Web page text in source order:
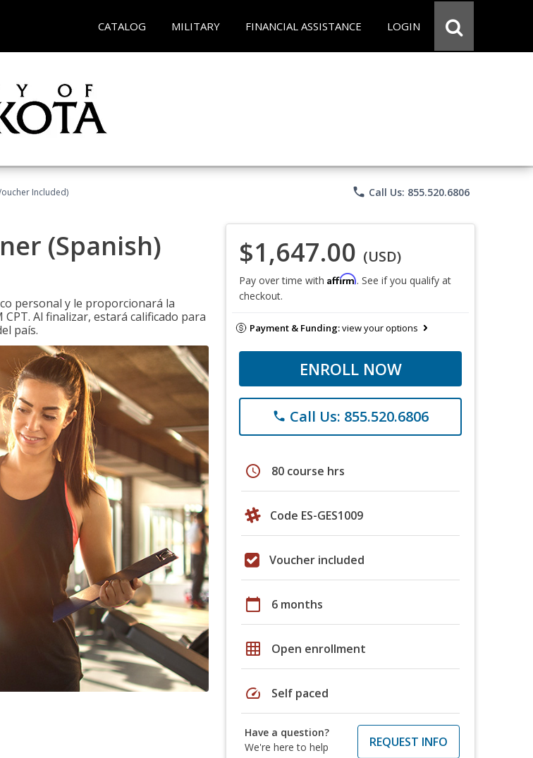
CATALOG MILITARY FINANCIAL ASSISTANCE LOGIN
Included) phone Call Us: 855.520.6806
(Spanish)
personal y le proporcionará la
Al finalizar, estará calificado para
país.
$1,647.00 (USD)
Pay over time with Affirm. See if you qualify at
checkout.
Payment & Funding:view your options
ENROLL NOW
phone Call Us: 855.520.6806
schedule 80 course hrs
Code ES-GES1009
Voucher included
calendar_today 6 months
grid_on Open enrollment
speed Self paced
Have a question?
We're here to help
REQUEST INFO